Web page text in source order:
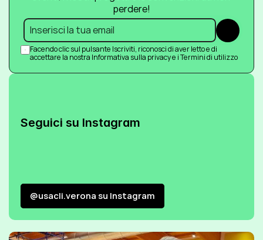
perdere!
Submit
Facendo clic sul pulsante Iscriviti, riconosci di aver letto e di
accettare la nostra Informativa sulla privacy e i Termini di utilizzo
Seguici su Instagram
@usacli.verona su Instagram
@usacli.verona su Instagram